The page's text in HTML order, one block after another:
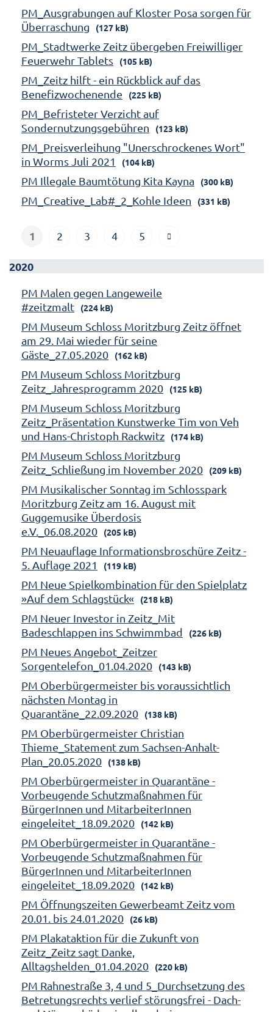
PM_Ausgrabungen auf Kloster Posa sorgen für
Überraschung
(127 kB)
PM_Stadtwerke Zeitz übergeben Freiwilliger
Feuerwehr Tablets
(105 kB)
PM_Zeitz hilft - ein Rückblick auf das
Benefizwochenende
(225 kB)
PM_Befristeter Verzicht auf
Sondernutzungsgebühren
(123 kB)
PM_Preisverleihung "Unerschrockenes Wort"
in Worms Juli 2021
(104 kB)
PM Illegale Baumtötung Kita Kayna (300 kB)
PM_Creative_Lab#_2_Kohle Ideen (331 kB)
1 2 3 4 5
2020
PM Malen gegen Langeweile
#zeitzmalt
(224 kB)
PM Museum Schloss Moritzburg Zeitz öffnet
am 29. Mai wieder für seine
Gäste_27.05.2020
(162 kB)
PM Museum Schloss Moritzburg
Zeitz_Jahresprogramm 2020
(125 kB)
PM Museum Schloss Moritzburg
Zeitz_Präsentation Kunstwerke Tim von Veh
und Hans-Christoph Rackwitz
(174 kB)
PM Museum Schloss Moritzburg
Zeitz_Schließung im November 2020
(209 kB)
PM Musikalischer Sonntag im Schlosspark
Moritzburg Zeitz am 16. August mit
Guggemusike Überdosis
e.V._06.08.2020
(205 kB)
PM Neuauflage Informationsbroschüre Zeitz -
5. Auflage 2021
(119 kB)
PM Neue Spielkombination für den Spielplatz
»Auf dem Schlagstück«
(218 kB)
PM Neuer Investor in Zeitz_Mit
Badeschlappen ins Schwimmbad
(226 kB)
PM Neues Angebot_Zeitzer
Sorgentelefon_01.04.2020
(143 kB)
PM Oberbürgermeister bis voraussichtlich
nächsten Montag in
Quarantäne_22.09.2020
(138 kB)
PM Oberbürgermeister Christian
Thieme_Statement zum Sachsen-Anhalt-
Plan_20.05.2020
(138 kB)
PM Oberbürgermeister in Quarantäne -
Vorbeugende Schutzmaßnahmen für
BürgerInnen und MitarbeiterInnen
eingeleitet_18.09.2020
(142 kB)
PM Oberbürgermeister in Quarantäne -
Vorbeugende Schutzmaßnahmen für
BürgerInnen und MitarbeiterInnen
eingeleitet_18.09.2020
(142 kB)
PM Öffnungszeiten Gewerbeamt Zeitz vom
20.01. bis 24.01.2020
(26 kB)
PM Plakataktion für die Zukunft von
Zeitz_Zeitz sagt Danke,
Alltagshelden_01.04.2020
(220 kB)
PM Rahnestraße 3, 4 und 5_Durchsetzung des
Betretungsrechts verlief störungsfrei - Dach-